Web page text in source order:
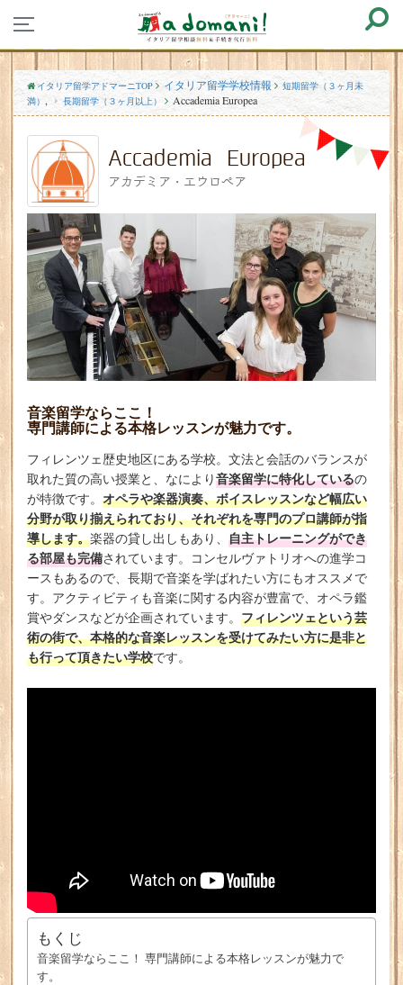
イタリア留学アドマーニTOP イタリア留学学校情報
短期留学（３ヶ月未
満） , 長期留学（３ヶ月以上） Accademia Europea
Accademia Europea
アカデミア・エウロペア
音楽留学ならここ！
専門講師による本格レッスンが魅力です。
フィレンツェ歴史地区にある学校。文法と会話のバランスが
取れた質の高い授業と、なにより音楽留学に特化しているの
が特徴です。 オペラや楽器演奏、ボイスレッスンなど幅広い
分野が取り揃えられており、それぞれを専門のプロ講師が指
導します。楽器の貸し出しもあり、 自主トレーニングができ
る部屋も完備されています。コンセルヴァトリオへの進学コ
ースもあるので、長期で音楽を学ばれたい方にもオススメで
す。アクティビティも音楽に関する内容が豊富で、オペラ鑑
賞やダンスなどが企画されています。 フィレンツェという芸
術の街で、本格的な音楽レッスンを受けてみたい方に是非と
も行って頂きたい学校です。
もくじ
音楽留学ならここ！ 専門講師による本格レッスンが魅力で
す。